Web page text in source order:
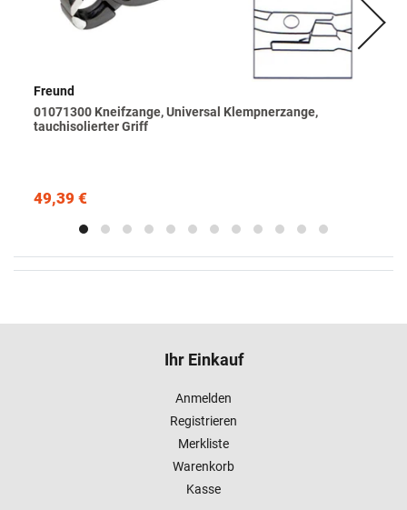
Freund
01071300 Kneifzange, Universal Klempnerzange,
tauchisolierter Griff
49,39 €
Ihr Einkauf
Anmelden
Registrieren
Merkliste
Warenkorb
Kasse